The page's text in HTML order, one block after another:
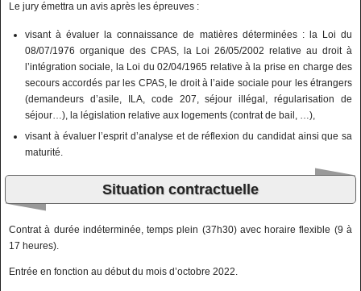
Le jury émettra un avis après les épreuves :
visant à évaluer la connaissance de matières déterminées : la Loi du
08/07/1976 organique des CPAS, la Loi 26/05/2002 relative au droit à
l’intégration sociale, la Loi du 02/04/1965 relative à la prise en charge des
secours accordés par les CPAS, le droit à l’aide sociale pour les étrangers
(demandeurs d’asile, ILA, code 207, séjour illégal, régularisation de
séjour…), la législation relative aux logements (contrat de bail, …),
visant à évaluer l’esprit d’analyse et de réflexion du candidat ainsi que sa
maturité.
Situation contractuelle
Contrat à durée indéterminée, temps plein (37h30) avec horaire flexible (9 à
17 heures).
Entrée en fonction au début du mois d’octobre 2022.